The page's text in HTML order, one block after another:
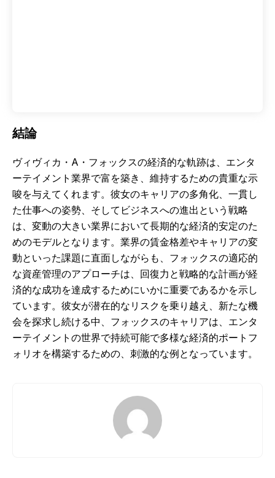
結論
ヴィヴィカ・A・フォックスの経済的な軌跡は、エンタ
ーテイメント業界で富を築き、維持するための貴重な示
唆を与えてくれます。彼女のキャリアの多角化、一貫し
た仕事への姿勢、そしてビジネスへの進出という戦略
は、変動の大きい業界において長期的な経済的安定のた
めのモデルとなります。業界の賃金格差やキャリアの変
動といった課題に直面しながらも、フォックスの適応的
な資産管理のアプローチは、回復力と戦略的な計画が経
済的な成功を達成するためにいかに重要であるかを示し
ています。彼女が潜在的なリスクを乗り越え、新たな機
会を探求し続ける中、フォックスのキャリアは、エンタ
ーテイメントの世界で持続可能で多様な経済的ポートフ
ォリオを構築するための、刺激的な例となっています。